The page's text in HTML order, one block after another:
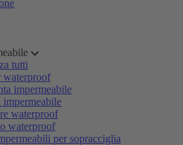
tutti
waterproof
impermeabile
impermeabile
waterproof
waterproof
per sopracciglia